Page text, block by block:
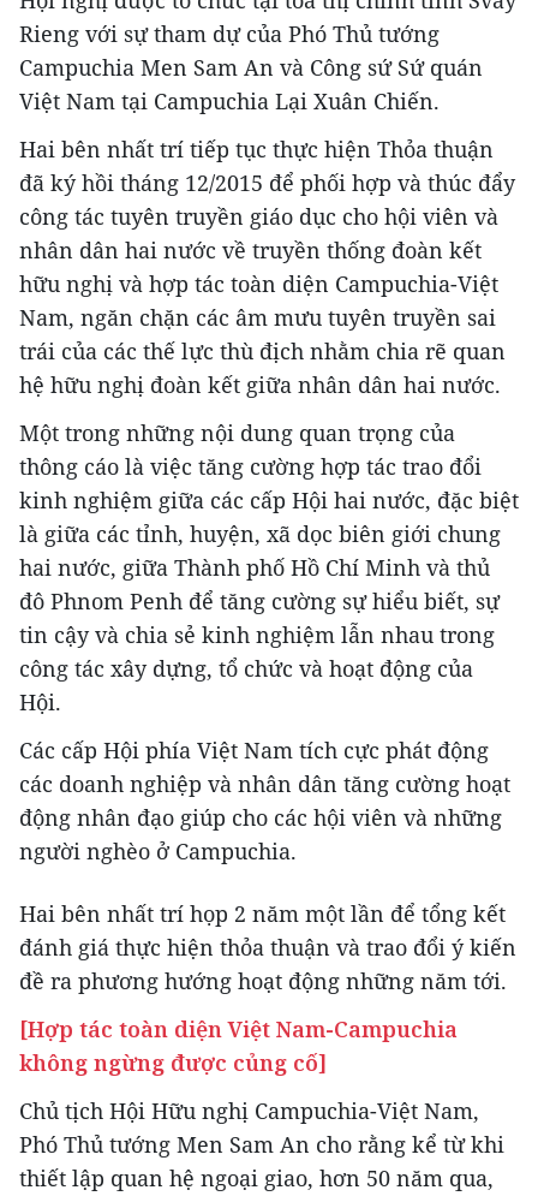
Rieng với sự tham dự của Phó Thủ tướng
Campuchia Men Sam An và Công sứ Sứ quán
Việt Nam tại Campuchia Lại Xuân Chiến.
Hai bên nhất trí tiếp tục thực hiện Thỏa thuận
đã ký hồi tháng 12/2015 để phối hợp và thúc đẩy
công tác tuyên truyền giáo dục cho hội viên và
nhân dân hai nước về truyền thống đoàn kết
hữu nghị và hợp tác toàn diện Campuchia-Việt
Nam, ngăn chặn các âm mưu tuyên truyền sai
trái của các thế lực thù địch nhằm chia rẽ quan
hệ hữu nghị đoàn kết giữa nhân dân hai nước.
Một trong những nội dung quan trọng của
thông cáo là việc tăng cường hợp tác trao đổi
kinh nghiệm giữa các cấp Hội hai nước, đặc biệt
là giữa các tỉnh, huyện, xã dọc biên giới chung
hai nước, giữa Thành phố Hồ Chí Minh và thủ
đô Phnom Penh để tăng cường sự hiểu biết, sự
tin cậy và chia sẻ kinh nghiệm lẫn nhau trong
công tác xây dựng, tổ chức và hoạt động của
Hội.
Các cấp Hội phía Việt Nam tích cực phát động
các doanh nghiệp và nhân dân tăng cường hoạt
động nhân đạo giúp cho các hội viên và những
người nghèo ở Campuchia.
Hai bên nhất trí họp 2 năm một lần để tổng kết
đánh giá thực hiện thỏa thuận và trao đổi ý kiến
đề ra phương hướng hoạt động những năm tới.
[Hợp tác toàn diện Việt Nam-Campuchia
không ngừng được củng cố]
Chủ tịch Hội Hữu nghị Campuchia-Việt Nam,
Phó Thủ tướng Men Sam An cho rằng kể từ khi
thiết lập quan hệ ngoại giao, hơn 50 năm qua,